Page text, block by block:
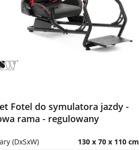
Fotel do symulatora jazdy -
rama - regulowany
(DxSxW) 130 x 70 x 110 cm